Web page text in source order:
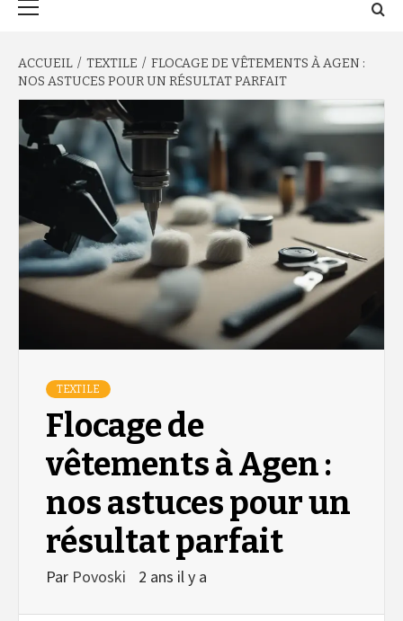
ACCUEIL TEXTILE
FLOCAGE DE VÊTEMENTS À AGEN :
NOS ASTUCES POUR UN RÉSULTAT PARFAIT
TEXTILE
Flocage de
vêtements à Agen :
nos astuces pour un
résultat parfait
Par Povoski 2 ans il y a